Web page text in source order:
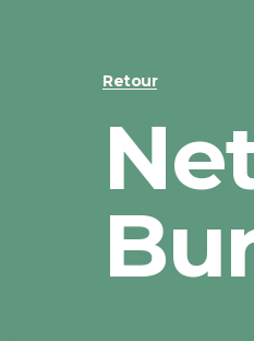
Retour